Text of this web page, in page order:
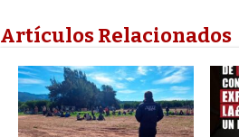
Artículos Relacionados